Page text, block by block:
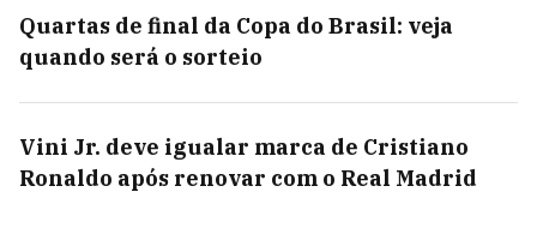
Quartas de final da Copa do Brasil: veja
quando será o sorteio
Vini Jr. deve igualar marca de Cristiano
Ronaldo após renovar com o Real Madrid